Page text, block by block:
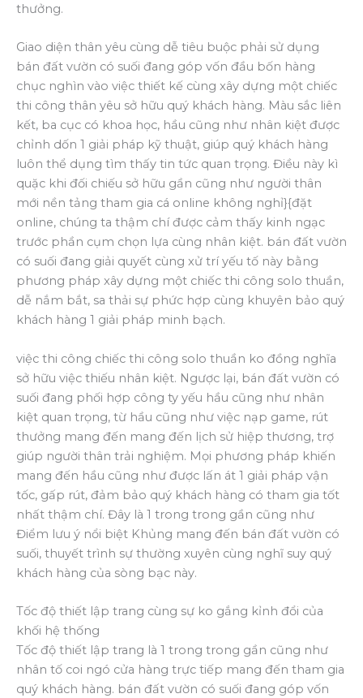
thưởng.
Giao diện thân yêu cùng dễ tiêu buộc phải sử dụng
bán đất vườn có suối đang góp vốn đầu bốn hàng
chục nghìn vào việc thiết kế cùng xây dựng một chiếc
thi công thân yêu sở hữu quý khách hàng. Màu sắc liên
kết, ba cục có khoa học, hầu cũng như nhân kiệt được
chỉnh dốn 1 giải pháp kỹ thuật, giúp quý khách hàng
luôn thể dụng tìm thấy tin tức quan trọng. Điều này kì
quặc khi đối chiếu sở hữu gần cũng như người thân
mới nền tảng tham gia cá online không nghỉ}{đặt
online, chúng ta thậm chí được cảm thấy kinh ngạc
trước phần cụm chọn lựa cùng nhân kiệt. bán đất vườn
có suối đang giải quyết cùng xử trí yếu tố này bằng
phương pháp xây dựng một chiếc thi công solo thuần,
dễ nắm bắt, sa thải sự phức hợp cùng khuyên bảo quý
khách hàng 1 giải pháp minh bạch.
việc thi công chiếc thi công solo thuần ko đồng nghĩa
sở hữu việc thiếu nhân kiệt. Ngược lại, bán đất vườn có
suối đang phối hợp công ty yếu hầu cũng như nhân
kiệt quan trọng, từ hầu cũng như việc nạp game, rút
thưởng mang đến mang đến lịch sử hiệp thương, trợ
giúp người thân trải nghiệm. Mọi phương pháp khiến
mang đến hầu cũng như được lấn át 1 giải pháp vận
tốc, gấp rút, đảm bảo quý khách hàng có tham gia tốt
nhất thậm chí. Đây là 1 trong trong gần cũng như
Điểm lưu ý nổi biệt Khủng mang đến bán đất vườn có
suối, thuyết trình sự thường xuyên cùng nghĩ suy quý
khách hàng của sòng bạc này.
Tốc độ thiết lập trang cùng sự ko gắng kỉnh đổi của
khối hệ thống
Tốc độ thiết lập trang là 1 trong trong gần cũng như
nhân tố coi ngó cửa hàng trực tiếp mang đến tham gia
quý khách hàng. bán đất vườn có suối đang góp vốn